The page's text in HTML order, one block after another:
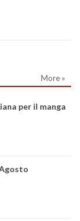
More »
per il manga